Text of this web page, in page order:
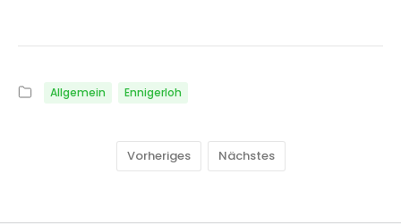
Allgemein Ennigerloh
Vorheriges Nächstes